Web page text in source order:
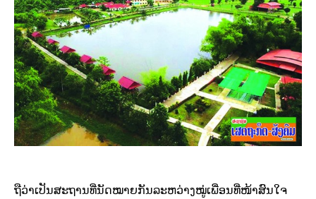
ຖື​ວ່າ​ເປັນ​ສະ­ຖານ­ທີ່​ນັດ​ໝາຍ​ກັນລະ­ຫວ່າງ​ໝູ່​ເພື່ອນ​ທີ່​ໜ້າ​ສົນ­ໃຈ​